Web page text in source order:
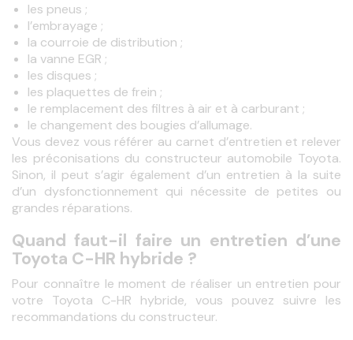
les pneus ;
l’embrayage ;
la courroie de distribution ;
la vanne EGR ;
les disques ;
les plaquettes de frein ;
le remplacement des filtres à air et à carburant ;
le changement des bougies d’allumage.
Vous devez vous référer au carnet d’entretien et relever
les préconisations du constructeur automobile Toyota.
Sinon, il peut s’agir également d’un entretien à la suite
d’un dysfonctionnement qui nécessite de petites ou
grandes réparations.
Quand faut-il faire un entretien d’une
Toyota C-HR hybride ?
Pour connaître le moment de réaliser un entretien pour
votre Toyota C-HR hybride, vous pouvez suivre les